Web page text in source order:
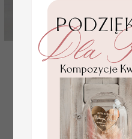
delikatne wizytówki
wizytówki na stoły
( 02/
2